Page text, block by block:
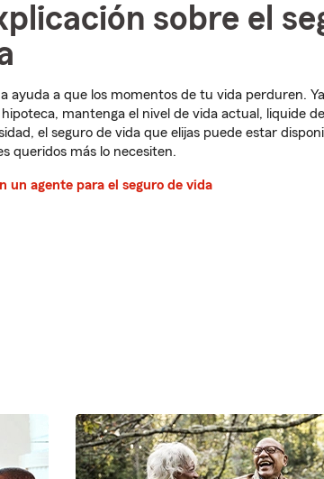
sobre el
ayuda a que los momentos de tu vida perduren.
hipoteca, mantenga el nivel de vida actual, liquide
el seguro de vida que elijas puede estar
queridos más lo necesiten.
un agente para el seguro de vida